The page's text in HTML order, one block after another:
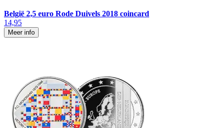
België 2,5 euro Rode Duivels 2018 coincard
14,95
Meer info